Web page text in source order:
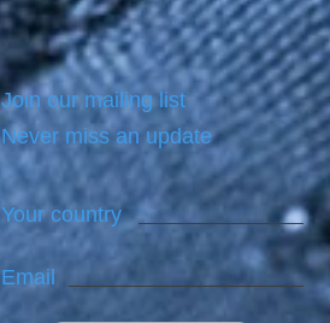
Join our mailing list
Never miss an update
Your country
Email